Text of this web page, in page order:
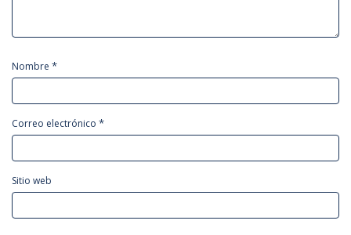
Nombre *
Correo electrónico *
Sitio web